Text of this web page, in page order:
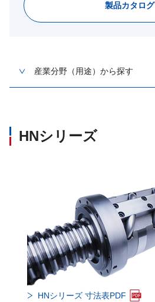
製品カタログ
産業分野（用途）から探す
HNシリーズ
HNシリーズ 寸法表PDF